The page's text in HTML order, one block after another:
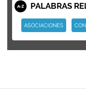
PALABRAS
ASOCIACIONES